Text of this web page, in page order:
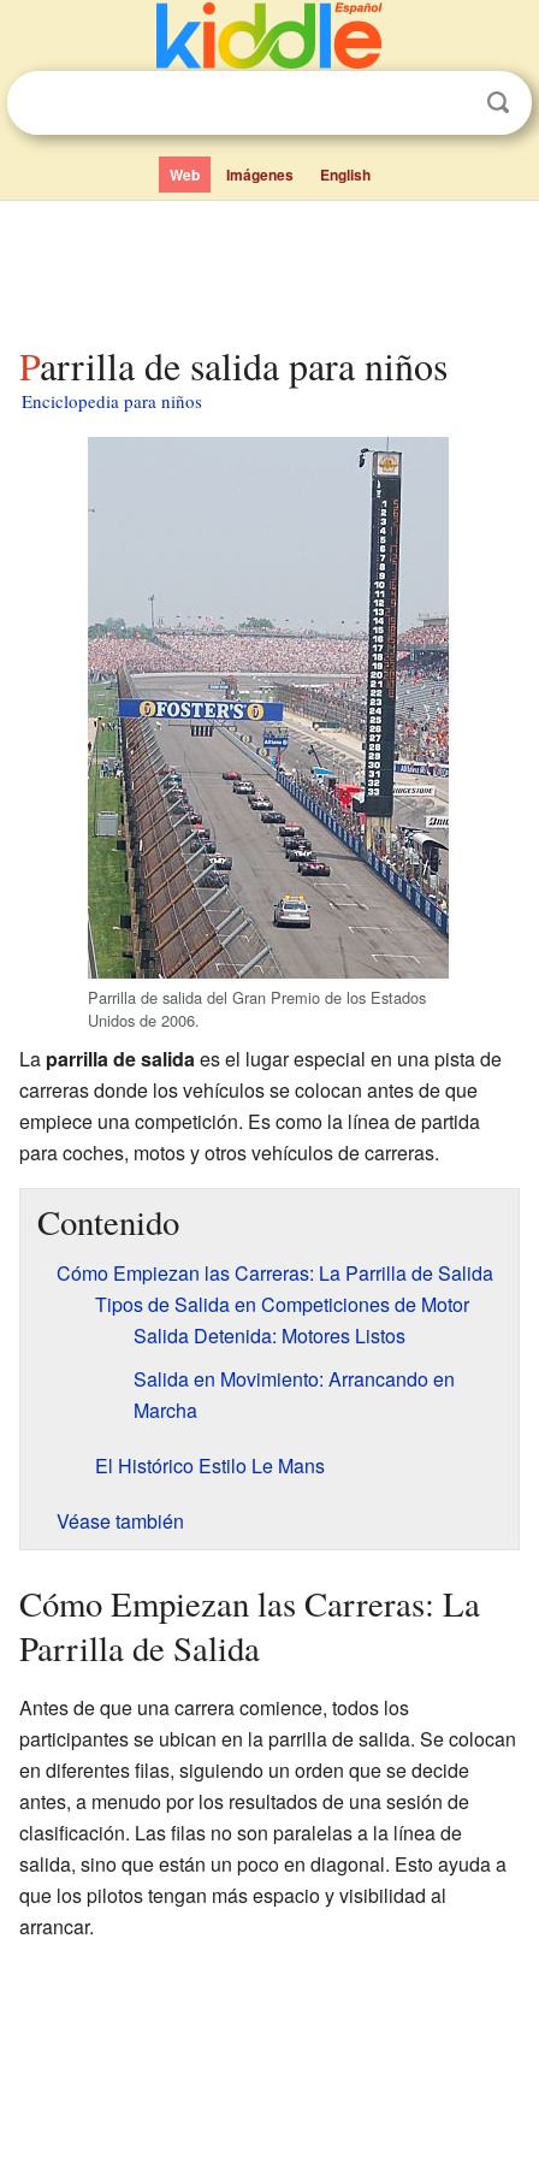
Web Imágenes English
Parrilla de salida para niños
Enciclopedia para niños
Parrilla de salida del Gran Premio de los Estados
Unidos de 2006.
La parrilla de salida es el lugar especial en una pista de
carreras donde los vehículos se colocan antes de que
empiece una competición. Es como la línea de partida
para coches, motos y otros vehículos de carreras.
Contenido
Cómo Empiezan las Carreras: La Parrilla de Salida
Tipos de Salida en Competiciones de Motor
Salida Detenida: Motores Listos
Salida en Movimiento: Arrancando en
Marcha
El Histórico Estilo Le Mans
Véase también
Cómo Empiezan las Carreras: La
Parrilla de Salida
Antes de que una carrera comience, todos los
participantes se ubican en la parrilla de salida. Se colocan
en diferentes filas, siguiendo un orden que se decide
antes, a menudo por los resultados de una sesión de
clasificación. Las filas no son paralelas a la línea de
salida, sino que están un poco en diagonal. Esto ayuda a
que los pilotos tengan más espacio y visibilidad al
arrancar.